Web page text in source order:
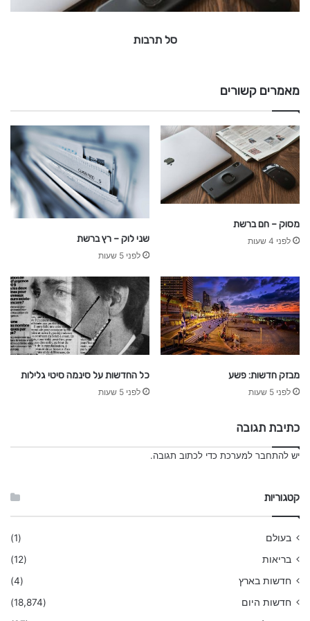
סל תרבות
מאמרים קשורים
מסוק – חם ברשת
לפני 4 שעות שני לוק – רץ ברשת
לפני 5 שעות
מבזק חדשות: פשע
לפני 5 שעות
כל החדשות על סינמה סיטי גלילות
לפני 5 שעות
כתיבת תגובה
יש להתחבר למערכת כדי לכתוב תגובה.
קטגוריות
בעולם
(1)
בריאות
(12)
חדשות בארץ
(4)
חדשות היום
(18,874)